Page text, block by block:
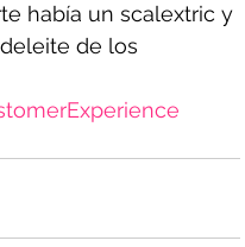
había un scalextric y
de los